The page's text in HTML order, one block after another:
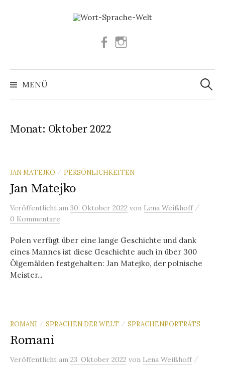
Facebook
MENÜ
Suchen
nach:
Monat: Oktober 2022
JAN MATEJKO / PERSÖNLICHKEITEN
Jan Matejko
Veröffentlicht am 30. Oktober 2022 von Lena Weißhoff /
0 Kommentare
Polen verfügt über eine lange Geschichte und dank
eines Mannes ist diese Geschichte auch in über 300
Ölgemälden festgehalten: Jan Matejko, der polnische
Meister...
ROMANI / SPRACHEN DER WELT / SPRACHENPORTRÄTS
Romani
Veröffentlicht am 23. Oktober 2022 von Lena Weißhoff /